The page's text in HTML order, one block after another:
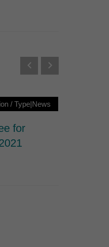
/ Type|News
for